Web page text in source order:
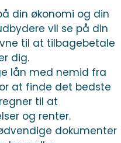
din økonomi og din
vil se på din
til at tilbagebetale
dig.
lån med nemid fra
at finde det bedste
til at
og renter.
dokumenter